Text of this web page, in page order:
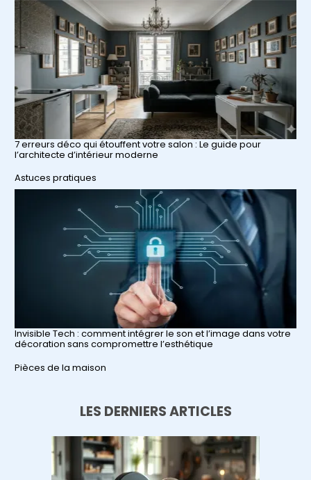
7 erreurs déco qui étouffent votre salon : Le guide pour
l’architecte d’intérieur moderne
Par rapport à
Astuces pratiques
Invisible Tech : comment intégrer le son et l’image dans votre
décoration sans compromettre l’esthétique
Par rapport à
Pièces de la maison
LES DERNIERS ARTICLES